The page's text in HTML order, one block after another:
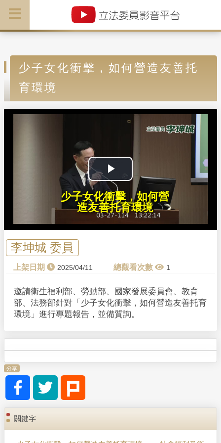
少子女化衝擊，如何營造友善托
育環境
P
l
a
V
d
e
o
少子女化衝擊，如何營
造友善托育環境
李坤城 委員
2025/04/11 1
邀請衛生福利部、勞動部、國家發展委員會、教育
部、法務部針對「少子女化衝擊，如何營造友善托育
環境」進行專題報告，並備質詢。
分享
關鍵字